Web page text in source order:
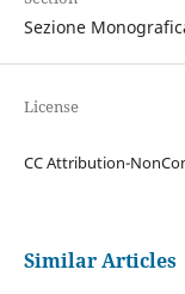
Sezione
License
CC Attribution-
Similar Articles